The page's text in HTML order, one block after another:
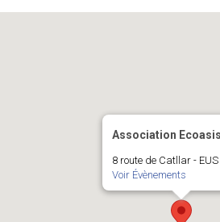
Association Ecoasis
8 route de Catllar - EUS
Voir Évènements